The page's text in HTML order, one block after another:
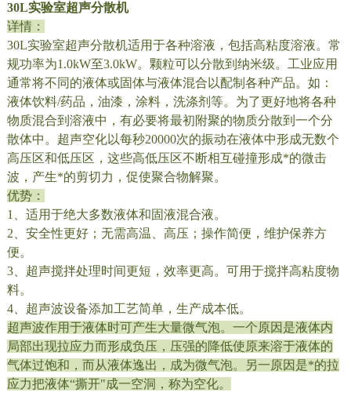
30L实验室超声分散机
详情：
30L实验室超声分散机适用于各种溶液，包括高粘度溶液。常
规功率为1.0kW至3.0kW。颗粒可以分散到纳米级。工业应用
通常将不同的液体或固体与液体混合以配制各种产品。如：
液体饮料/药品，油漆，涂料，洗涤剂等。为了更好地将各种
物质混合到溶液中，有必要将最初附聚的物质分散到一个分
散体中。超声空化以每秒20000次的振动在液体中形成无数个
高压区和低压区，这些高低压区不断相互碰撞形成*的微击
波，产生*的剪切力，促使聚合物解聚。
优势：
1、适用于绝大多数液体和固液混合液。
2、安全性更好；无需高温、高压；操作简便，维护保养方
便。
3、超声搅拌处理时间更短，效率更高。可用于搅拌高粘度物
料。
4、超声波设备添加工艺简单，生产成本低。
超声波作用于液体时可产生大量微气泡。一个原因是液体内
局部出现拉应力而形成负压，压强的降低使原来溶于液体的
气体过饱和，而从液体逸出，成为微气泡。另一原因是*的拉
应力把液体“撕开"成一空洞，称为空化。